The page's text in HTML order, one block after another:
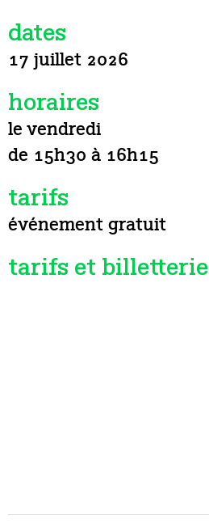
dates
17 juillet 2026
horaires
le vendredi
de 15h30 à 16h15
tarifs
événement gratuit
tarifs et billetterie